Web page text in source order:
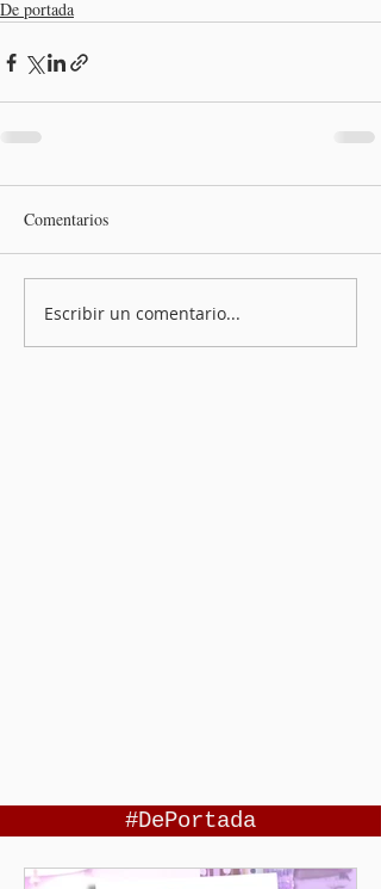
De portada
Comentarios
Escribir un comentario...
#DePortada